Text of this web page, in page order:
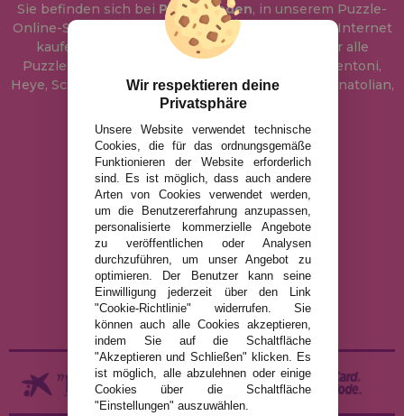
Sie befinden sich bei Puzzle Laden, in unserem Puzzle-
Online-Shop, wo Sie Puzzle zum besten Preis im Internet
kaufen können. In unserem Katalog führen wir alle
Puzzles der Marken Educa, Ravensburger, Clementoni,
Heye, Schmidt, Castorland, Jumbo, Trefl, Piatnik, Anatolian,
Art Puzzle, Gibsons und viele mehr.
info@puzzleladen.de
RECHTLICHE HINWEISE
DATENSCHUTZRICHTLINIE
COOKIE-RICHTLINIE
VERSAND UND RÜCKGABE
RÜCKGABE / WIDERRUF
Wir respektieren deine
Privatsphäre
Unsere Website verwendet technische
Cookies, die für das ordnungsgemäße
Funktionieren der Website erforderlich
sind. Es ist möglich, dass auch andere
Arten von Cookies verwendet werden,
um die Benutzererfahrung anzupassen,
personalisierte kommerzielle Angebote
zu veröffentlichen oder Analysen
durchzuführen, um unser Angebot zu
optimieren. Der Benutzer kann seine
Einwilligung jederzeit über den Link
"Cookie-Richtlinie" widerrufen. Sie
können auch alle Cookies akzeptieren,
indem Sie auf die Schaltfläche
"Akzeptieren und Schließen" klicken. Es
ist möglich, alle abzulehnen oder einige
Cookies über die Schaltfläche
"Einstellungen" auszuwählen.